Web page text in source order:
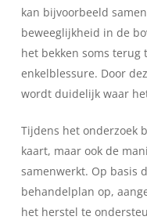
kan bijvoorbeeld
beweeglijkheid in de
het bekken soms terug
enkelblessure. Door
wordt duidelijk waar
Tijdens het onderzoek
kaart, maar ook de
samenwerkt. Op basis
behandelplan op,
het herstel te